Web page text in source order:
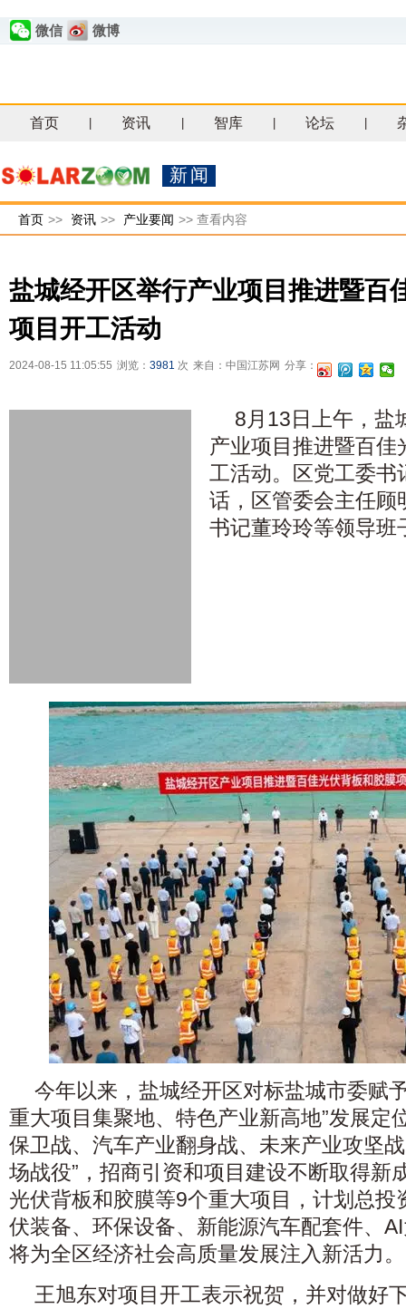
微信 微博
首页 资讯 智库 论坛
新闻
首页 >> 资讯 >> 产业要闻 >> 查看内容
盐城经开区举行产业项目推进暨百
项目开工活动
2024-08-15 11:05:55 浏览： 3981 次 来自：中国江苏网 分享：
8月13日上午，盐
产业项目推进暨百
工活动。区党工委书
话，区管委会主任顾
书记董玲玲等领导班
今年以来，盐城经开区对标盐城市委赋
重大项目集聚地、特色产业新高地”发展定
保卫战、汽车产业翻身战、未来产业攻坚
场战役”，招商引资和项目建设不断取得新
光伏背板和胶膜等9个重大项目，计划总投
伏装备、环保设备、新能源汽车配套件、
将为全区经济社会高质量发展注入新活力。
王旭东对项目开工表示祝贺，并对做好